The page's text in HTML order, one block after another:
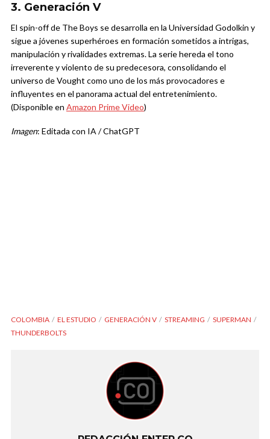
3. Generación V
El spin-off de The Boys se desarrolla en la Universidad Godolkin y
sigue a jóvenes superhéroes en formación sometidos a intrigas,
manipulación y rivalidades extremas. La serie hereda el tono
irreverente y violento de su predecesora, consolidando el
universo de Vought como uno de los más provocadores e
influyentes en el panorama actual del entretenimiento.
(Disponible en Amazon Prime Video)
Imagen: Editada con IA / ChatGPT
COLOMBIA EL ESTUDIO GENERACIÓN V STREAMING
SUPERMAN
THUNDERBOLTS